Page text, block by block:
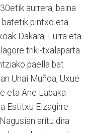
aurrera, baina
batetik pintxo eta
Dakara, Lurra eta
triki-txalaparta
paella bat
Unai Muñoa, Uxue
eta Ane Labaka
Estitxu Eizagirre
aritu dira